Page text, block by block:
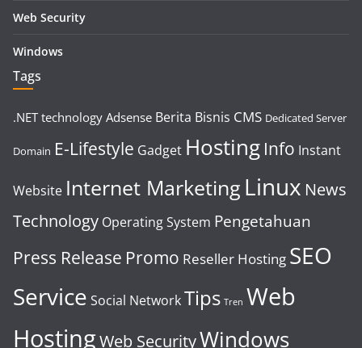
Web Security
Windows
Tags
.NET technology Adsense Berita Bisnis CMS Dedicated Server
Domain E-Lifestyle Gadget Hosting Info Instant
Website Internet Marketing Linux News
Technology Operating System Pengetahuan
Press Release Promo Reseller Hosting SEO
Service Social NetworkTips Tren Web
HostingWeb SecurityWindows